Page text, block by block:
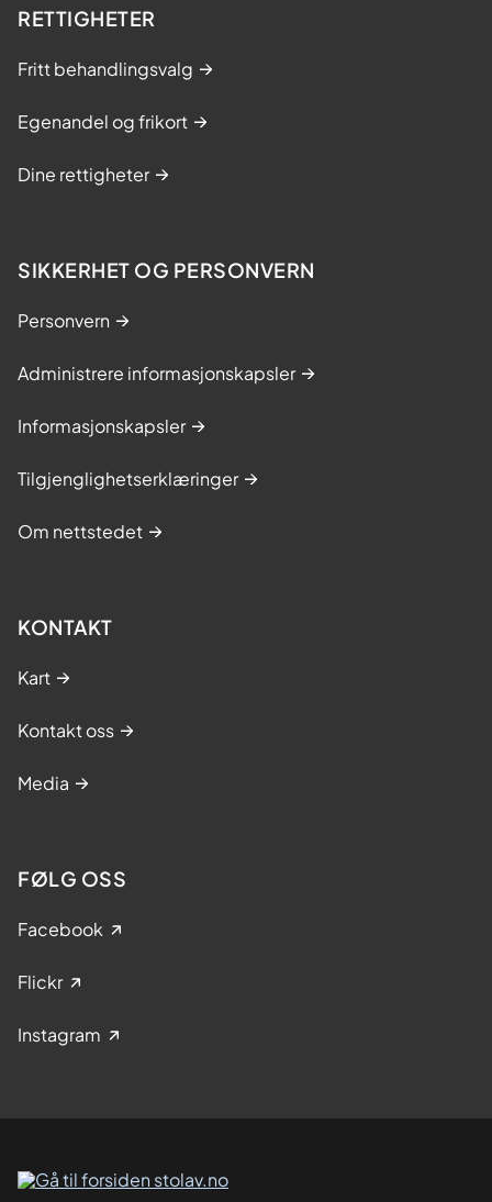
RETTIGHETER
Fritt behandlingsvalg
Egenandel og frikort
Dine rettigheter
SIKKERHET OG PERSONVERN
Personvern
Administrere informasjonskapsler
Informasjonskapsler
Tilgjenglighetserklæringer
Om nettstedet
KONTAKT
Kart
Kontakt oss
Media
FØLG OSS
Facebook
Flickr
Instagram